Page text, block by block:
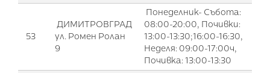
53
ДИМИТРОВГРАД
ул. Ромен Ролан
9
Понеделник- Събота:
08:00-20:00, Почивки:
13:00-13:30;16:00-16:30,
Неделя: 09:00-17:00ч,
Почивка: 13:00-13:30